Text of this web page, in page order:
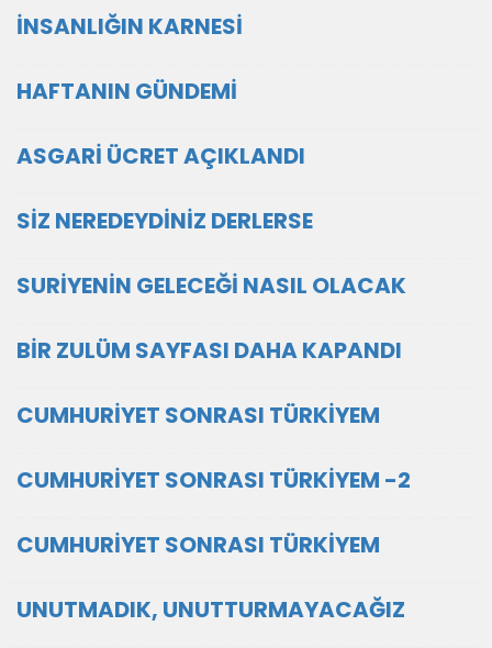
İNSANLIĞIN KARNESİ
HAFTANIN GÜNDEMİ
ASGARİ ÜCRET AÇIKLANDI
SİZ NEREDEYDİNİZ DERLERSE
SURİYENİN GELECEĞİ NASIL OLACAK
BİR ZULÜM SAYFASI DAHA KAPANDI
CUMHURİYET SONRASI TÜRKİYEM
CUMHURİYET SONRASI TÜRKİYEM -2
CUMHURİYET SONRASI TÜRKİYEM
UNUTMADIK, UNUTTURMAYACAĞIZ